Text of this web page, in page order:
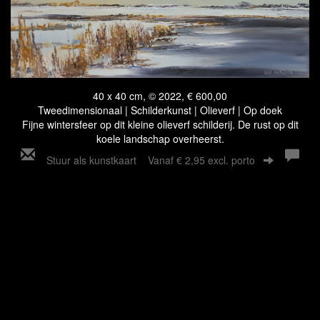
40 x 40 cm, © 2022, € 600,00
Tweedimensionaal | Schilderkunst | Olieverf | Op doek
Fijne wintersfeer op dit kleine olieverf schilderij. De rust op dit
koele landschap overheerst.
Stuur als kunstkaart Vanaf € 2,95 excl. porto